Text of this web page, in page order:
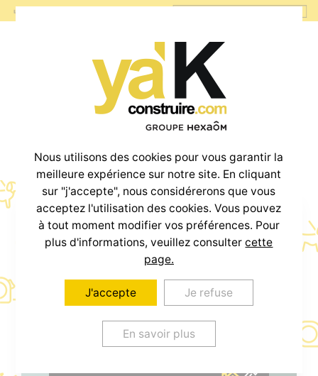
Votre projet
Maison + Terrain
à partir de
800€/mois *
* voir conditions en agence.
Nous utilisons des cookies pour vous garantir la
meilleure expérience sur notre site. En cliquant
sur "j'accepte", nous considérerons que vous
acceptez l'utilisation des cookies. Vous pouvez
à tout moment modifier vos préférences. Pour
plus d'informations, veuillez consultercette
page.
J'accepte Je refuse
En savoir plus